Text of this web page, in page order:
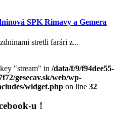
SPK Rimavy a Gemera
stretli farári z...
"stream" in /data/f/9/f94dee55-
gesecav.sk/web/wp-
widget.php on line 32
u !